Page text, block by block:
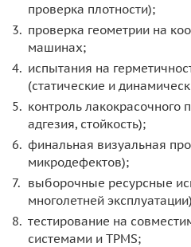
проверка плотности);
проверка геометрии на
машинах;
испытания на
(статические и
контроль лакокрасочного
адгезия, стойкость);
финальная визуальная
микродефектов);
выборочные ресурсные
многолетней
тестирование на
системами и TPMS;